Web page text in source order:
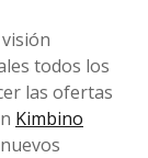
todos los
las ofertas
Kimbino